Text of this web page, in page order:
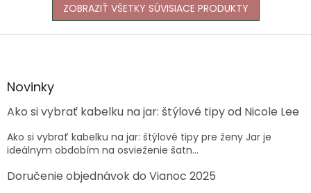
ZOBRAZIŤ VŠETKY SÚVISIACE PRODUKTY
Z
äNovinky
Ako si vybrať kabelku na jar: štýlové tipy od Nicole Lee
Ako si vybrať kabelku na jar: štýlové tipy pre ženy Jar je
ideálnym obdobím na osvieženie šatn...
Doručenie objednávok do Vianoc 2025